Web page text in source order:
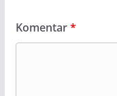
Komentar*